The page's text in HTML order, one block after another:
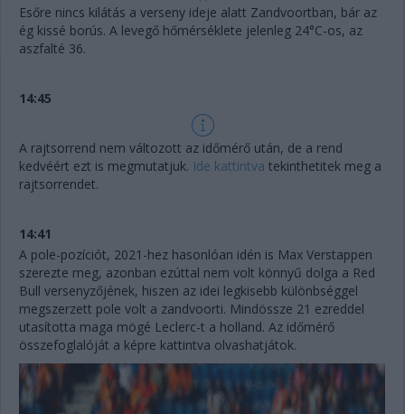
Esőre nincs kilátás a verseny ideje alatt Zandvoortban, bár az
ég kissé borús. A levegő hőmérséklete jelenleg 24°C-os, az
aszfalté 36.
14:45
A rajtsorrend nem változott az időmérő után, de a rend
kedvéért ezt is megmutatjuk. Ide kattintva tekinthetitek meg a
rajtsorrendet.
14:41
A pole-pozíciót, 2021-hez hasonlóan idén is Max Verstappen
szerezte meg, azonban ezúttal nem volt könnyű dolga a Red
Bull versenyzőjének, hiszen az idei legkisebb különbséggel
megszerzett pole volt a zandvoorti. Mindössze 21 ezreddel
utasította maga mögé Leclerc-t a holland. Az időmérő
összefoglalóját a képre kattintva olvashatjátok.